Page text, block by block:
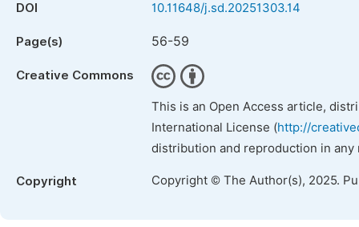
DOI 10.11648/j.sd.20251303.14
Page(s) 56-59
Creative Commons
This is an Open Access article,
International License (http://
distribution and reproduction in
Copyright Copyright © The Author(s), 2025.